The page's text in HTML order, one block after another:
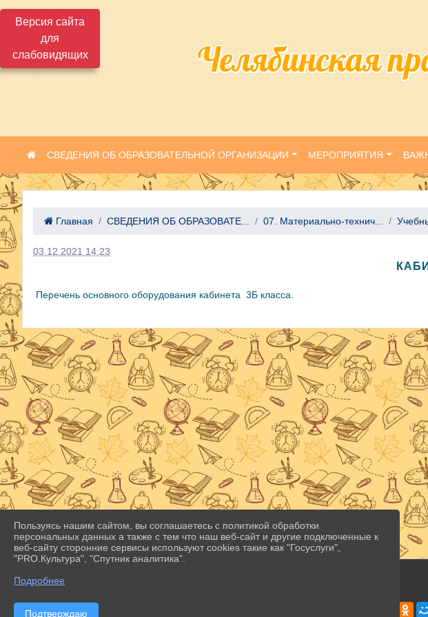
Версия сайта
для
слабовидящих
Челябинская
СВЕДЕНИЯ ОБ ОБРАЗОВАТЕЛЬНОЙ ОРГАНИЗАЦИИ МЕРОПРИЯТИЯ
Главная СВЕДЕНИЯ ОБ ОБРАЗОВАТЕ... 07. Материально-технич...
03.12.2021 14:23
Перечень основного оборудования кабинета 3Б класса.
Пользуясь нашим сайтом, вы соглашаетесь с политикой обработки
персональных данных а также с тем что наш веб-сайт и другие подключенные к
веб-сайту сторонние сервисы используют cookies такие как "Госуслуги",
"PRO.Культура", "Спутник аналитика".
Подробнее
Подтверждаю